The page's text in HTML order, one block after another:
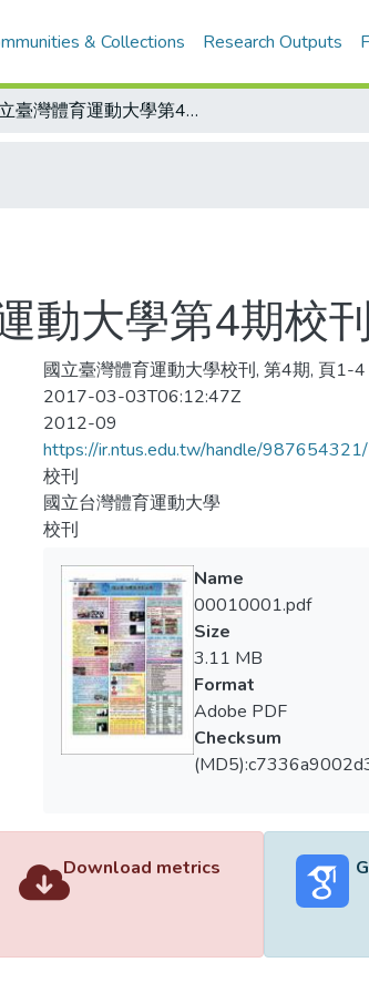
& Collections Research Outputs
國立臺灣體育運動大學第4期校刊
動大學第4期校刊
國立臺灣體育運動大學校刊, 第4期, 頁1-4
2017-03-03T06:12:47Z
2012-09
https://ir.ntus.edu.tw/handle/
校刊
國立台灣體育運動大學
校刊
Name
00010001.pdf
Size
3.11 MB
Format
Adobe PDF
Checksum
Download metrics